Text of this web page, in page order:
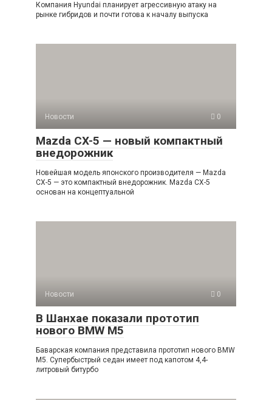
Компания Hyundai планирует агрессивную атаку на
рынке гибридов и почти готова к началу выпуска
Новости 0
Mazda CX-5 — новый компактный
внедорожник
Новейшая модель японского производителя — Mazda
CX-5 — это компактный внедорожник. Mazda CX-5
основан на концептуальной
Новости 0
В Шанхае показали прототип
нового BMW M5
Баварская компания представила прототип нового BMW
M5. Супербыстрый седан имеет под капотом 4,4-
литровый битурбо